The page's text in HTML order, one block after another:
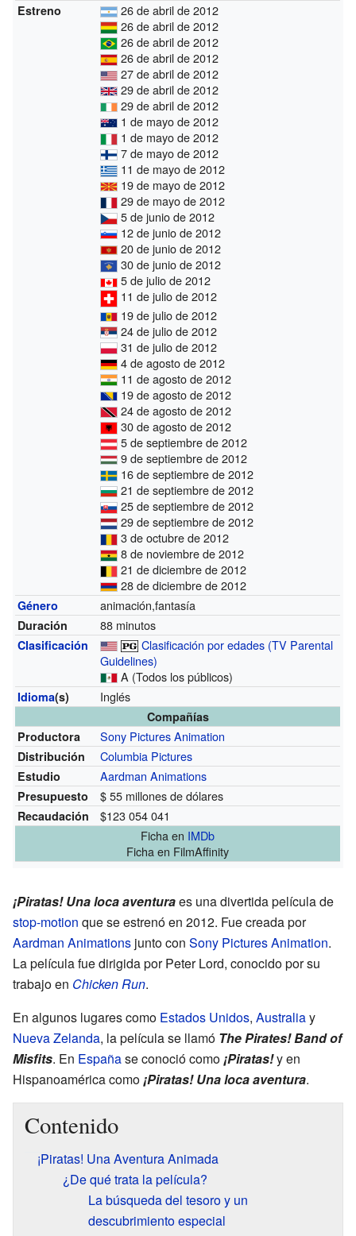
Estreno
26 de abril de 2012
26 de abril de 2012
26 de abril de 2012
26 de abril de 2012
27 de abril de 2012
29 de abril de 2012
29 de abril de 2012
1 de mayo de 2012
1 de mayo de 2012
7 de mayo de 2012
11 de mayo de 2012
19 de mayo de 2012
29 de mayo de 2012
5 de junio de 2012
12 de junio de 2012
20 de junio de 2012
30 de junio de 2012
5 de julio de 2012
11 de julio de 2012
19 de julio de 2012
24 de julio de 2012
31 de julio de 2012
4 de agosto de 2012
11 de agosto de 2012
19 de agosto de 2012
24 de agosto de 2012
30 de agosto de 2012
5 de septiembre de 2012
9 de septiembre de 2012
16 de septiembre de 2012
21 de septiembre de 2012
25 de septiembre de 2012
29 de septiembre de 2012
3 de octubre de 2012
8 de noviembre de 2012
21 de diciembre de 2012
28 de diciembre de 2012
Género animación,fantasía
Duración 88 minutos
Clasificación
Clasificación por edades (TV Parental
Guidelines)
A (Todos los públicos)
Idioma(s) Inglés
Compañías
Productora
Sony Pictures Animation
Distribución Columbia Pictures
Estudio Aardman Animations
Presupuesto $ 55 millones de dólares
Recaudación
$123 054 041
Ficha en IMDb
Ficha en FilmAffinity
¡Piratas! Una loca aventuraes una divertida película de
stop-motion que se estrenó en 2012. Fue creada por
Aardman Animations junto con Sony Pictures Animation.
La película fue dirigida por Peter Lord, conocido por su
trabajo en Chicken Run.
En algunos lugares como Estados Unidos, Australiay
Nueva Zelanda, la película se llamó The Pirates! Band of
Misfits. En Españase conoció como¡Piratas!y en
Hispanoamérica como¡Piratas! Una loca aventura.
Contenido
¡Piratas! Una Aventura Animada
¿De qué trata la película?
La búsqueda del tesoro y un
descubrimiento especial